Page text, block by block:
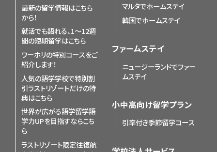
最新の留学情報はこちら
から！
就活でも語れる、1〜12週
間の短期留学はこちら
ワーホリの特別コースをご
紹介します！
人気の語学学校で特別割
引ラストリゾートだけの特
典はこちら
世界が広がる語学留学語
学力UPを目指すならこち
ら
ラストリゾート限定往復航
マルタでホームステイ
韓国でホームステイ
ファームステイ
ニュージーランドでファー
ムステイ
小中高向け留学プラン
引率付き季節留学コース